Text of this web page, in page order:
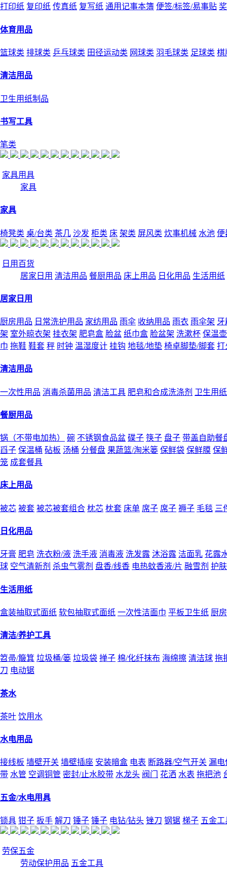
打印纸 复印纸 传真纸 复写纸 通用记事本簿 便签/标签/易事贴
体育用品
篮球类 排球类 乒乓球类 田径运动类 网球类 羽毛球类 足球类 棋
清洁用品
卫生用纸制品
书写工具
笔类
家具用具
家具
家具
椅凳类 桌/台类 茶几 沙发 柜类 床 架类 屏风类 炊事机械 水池 便
日用百货
居家日用 清洁用品 餐厨用品 床上用品 日化用品 生活用纸
居家日用
厨房用品 日常洗护用品 家纺用品 雨伞 收纳用品 雨衣 雨伞架 牙
架 室外晾衣架 挂衣架 肥皂盒 脸盆 纸巾盒 脸盆架 洗漱杯 保温
巾 拖鞋 鞋套 秤 时钟 温湿度计 挂钩 地毯/地垫 椅卓脚垫/脚套 打
清洁用品
一次性用品 消毒杀菌用品 清洁工具 肥皂和合成洗涤剂 卫生用
餐厨用品
锅（不带电加热） 碗 不锈钢食品盆 碟子 筷子 盘子 带盖自助餐
舀子 保温桶 砧板 汤桶 分餐盘 果蔬篮/淘米篓 保鲜袋 保鲜膜 保
笼 成套餐具
床上用品
被芯 被套 被芯被套组合 枕芯 枕套 床单 席子 席子 褥子 毛毯 三
日化用品
牙膏 肥皂 洗衣粉/液 洗手液 消毒液 洗发露 沐浴露 洁面乳 花露
球 空气清新剂 杀虫气雾剂 盘香/线香 电热蚊香液/片 融雪剂 护
生活用纸
盒装抽取式面纸 软包抽取式面纸 一次性洁面巾 平板卫生纸 厨
清洁/养护工具
笤帚/簸箕 垃圾桶/篓 垃圾袋 掸子 棉/化纤抹布 海绵擦 清洁球 拖
刀 电动锯
茶水
茶叶 饮用水
水电用品
接线板 墙壁开关 墙壁插座 安装暗盒 电表 断路器/空气开关 漏电
带 水管 空调铜管 密封/止水胶带 水龙头 阀门 花洒 水表 拖把池
五金/水电用具
锁具 钳子 扳手 解刀 锤子 锤子 电钻/钻头 锉刀 钢锯 梯子 五金
劳保五金
劳动保护用品 五金工具